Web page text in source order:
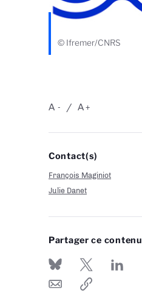
© Ifremer/CNRS
-
A +
A
Contact(s)
François Maginiot
Julie Danet
Partager ce contenu